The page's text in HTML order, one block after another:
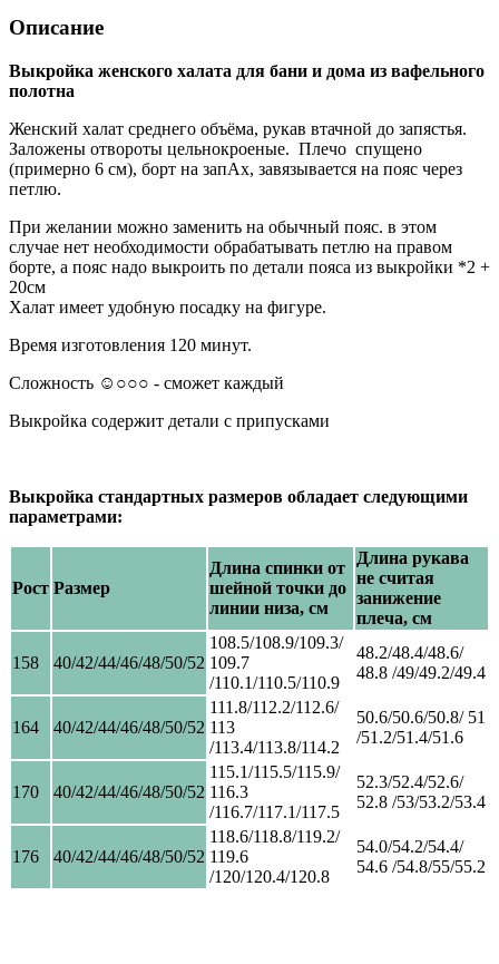
Описание
Выкройка женского халата для бани и дома из вафельного
полотна
Женский халат среднего объёма, рукав втачной до запястья.
Заложены отвороты цельнокроеные. Плечо спущено
(примерно 6 см), борт на запАх, завязывается на пояс через
петлю.
При желании можно заменить на обычный пояс. в этом
случае нет необходимости обрабатывать петлю на правом
борте, а пояс надо выкроить по детали пояса из выкройки *2 +
20см
Халат имеет удобную посадку на фигуре.
Время изготовления 120 минут.
Сложность ☺○○○ - сможет каждый
Выкройка содержит детали с припусками
Выкройка стандартных размеров обладает следующими
параметрами:
Рост Размер
Длина спинки от
шейной точки до
линии низа, см
Длина рукава
не считая
занижение
плеча, см
158 40/42/44/46/48/50/52
108.5/108.9/109.3/
109.7
/110.1/110.5/110.9
48.2/48.4/48.6/
48.8 /49/49.2/49.4
164 40/42/44/46/48/50/52
111.8/112.2/112.6/
113
/113.4/113.8/114.2
50.6/50.6/50.8/ 51
/51.2/51.4/51.6
170 40/42/44/46/48/50/52
115.1/115.5/115.9/
116.3
/116.7/117.1/117.5
52.3/52.4/52.6/
52.8 /53/53.2/53.4
176 40/42/44/46/48/50/52
118.6/118.8/119.2/
119.6
/120/120.4/120.8
54.0/54.2/54.4/
54.6 /54.8/55/55.2